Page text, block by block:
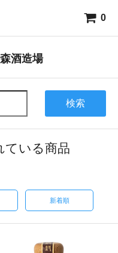
0
酒造場
検索
ている商品
新着順